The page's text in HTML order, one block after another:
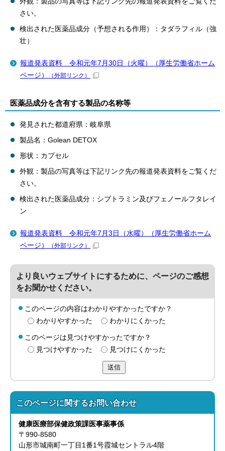
さい。
検出された医薬品成分（予想される作用）：タダラフィル（強
壮）
報道発表資料 令和元年7月30日（火曜）（厚生労働省ホーム
ページ）
（外部リンク）
医薬品成分を含有する製品の名称等
発見された都道府県：岐阜県
製品名：Golean DETOX
形状：カプセル
外観：製品の写真等は下記リンク先の報道発表資料をご覧くだ
さい。
検出された医薬品成分：シブトラミン及びフェノールフタレイ
ン
報道発表資料 令和元年7月3日（水曜）（厚生労働省ホーム
ページ）
（外部リンク）
より良いウェブサイトにするために、ページのご感想
をお聞かせください。
このページの内容はわかりやすかったですか？
わかりやすかった
わかりにくかった
このページは見つけやすかったですか？
見つけやすかった
見つけにくかった
送信
このページに関するお問い合わせ
健康医療部保健政策課医事薬事係
〒990-8580
山形市城南町一丁目1番1号霞城セントラル4階